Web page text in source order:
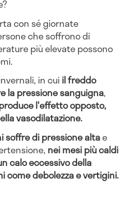
con sé giornate
che soffrono di
più elevate possono
in cui il freddo
la pressione sanguigna,
l'effetto opposto,
vasodilatazione.
soffre di pressione altae
nei mesi più caldi
calo eccessivo della
come debolezza e vertigini.